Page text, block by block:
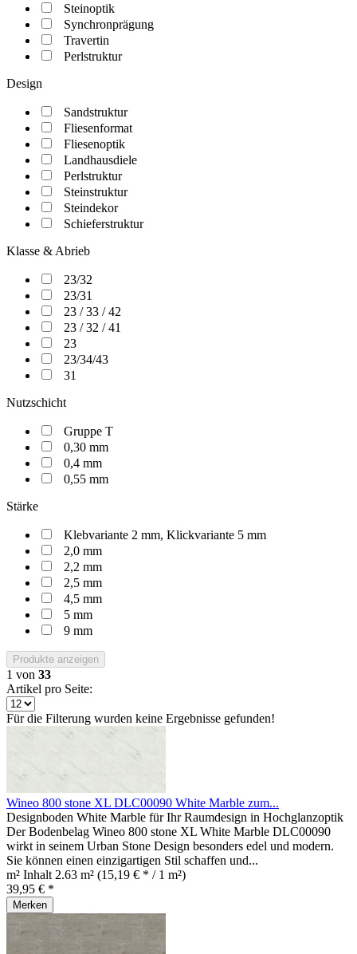
Steinoptik
Synchronprägung
Travertin
Perlstruktur
Design
Sandstruktur
Fliesenformat
Fliesenoptik
Landhausdiele
Perlstruktur
Steinstruktur
Steindekor
Schieferstruktur
Klasse & Abrieb
23/32
23/31
23 / 33 / 42
23 / 32 / 41
23
23/34/43
31
Nutzschicht
Gruppe T
0,30 mm
0,4 mm
0,55 mm
Stärke
Klebvariante 2 mm, Klickvariante 5 mm
2,0 mm
2,2 mm
2,5 mm
4,5 mm
5 mm
9 mm
Produkte anzeigen
1 von 33
Artikel pro Seite:
Für die Filterung wurden keine Ergebnisse gefunden!
Wineo 800 stone XL DLC00090 White Marble zum...
Designboden White Marble für Ihr Raumdesign in Hochglanzoptik
Der Bodenbelag Wineo 800 stone XL White Marble DLC00090
wirkt in seinem Urban Stone Design besonders edel und modern.
Sie können einen einzigartigen Stil schaffen und...
m² Inhalt 2.63 m² (15,19 € * / 1 m²)
39,95 € *
Merken